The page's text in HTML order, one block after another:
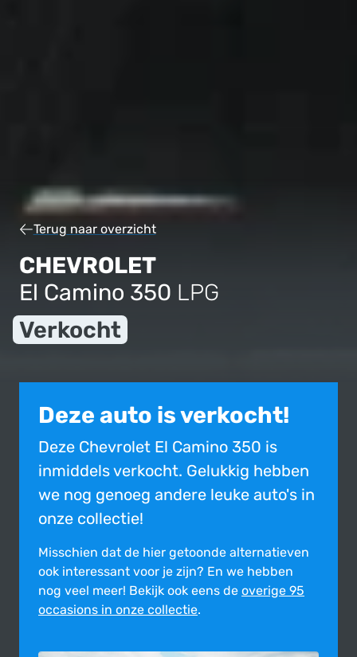
Terug naar overzicht
CHEVROLET
El Camino 350 LPG
Verkocht
Deze auto is verkocht!
Deze Chevrolet El Camino 350 is
inmiddels verkocht. Gelukkig hebben
we nog genoeg andere leuke auto's in
onze collectie!
Misschien dat de hier getoonde alter­na­tie­ven
ook inte­res­sant voor je zijn? En we hebben
nog veel meer! Bekijk ook eens de overige 95
occasions in onze collectie.